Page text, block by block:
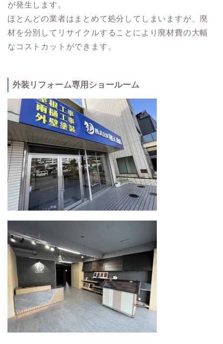
が発生します。
ほとんどの業者はまとめて処分してしまいますが、廃
材を分別してリサイクルすることにより廃材費の大幅
なコストカットができます。
外装リフォーム専用ショールーム